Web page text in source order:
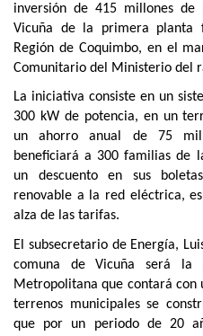
inversión de 415 millones de
Vicuña de la primera planta
Región de Coquimbo, en el
Comunitario del Ministerio del
La iniciativa consiste en un
300 kW de potencia, en un
un ahorro anual de 75
beneficiará a 300 familias de
un descuento en sus
renovable a la red eléctrica,
alza de las tarifas.
El subsecretario de Energía,
comuna de Vicuña será
Metropolitana que contará con
terrenos municipales se
que por un periodo de 20